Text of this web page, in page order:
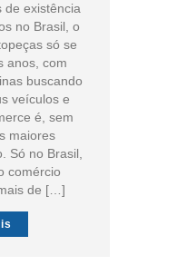
de existência
no Brasil, o
só se
anos, com
buscando
veículos e
é, sem
maiores
Só no Brasil,
comércio
de […]